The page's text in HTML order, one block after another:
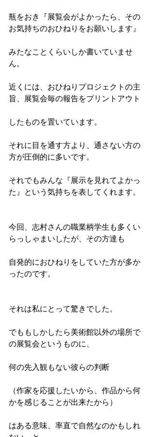
瓶をおき『展覧会がよかったら、その
お気持ちのおひねりをお願いします』
みたなことくらいしか書いていませ
ん。
近くには、おひねりプロジェクトの主
旨、展覧会毎の報告をプリントアウト
したものを置いています。
それに目を通す方より、通さない方の
方が圧倒的に多いです。
それでもみんな『展示を見れてよかっ
た』という気持ちを表してくれます。
今回、志村さんの職業柄学生も多くい
らっしゃまいしたが、その方達も
自発的におひねりをしていた方が多か
ったのです。
それは私にとって驚きでした。
でももしかしたら美術館以外の場所で
の展覧会というものに、
何の先入観もない彼らの判断
（作家を応援したいから、作品から何
かを感じることが出来たから）
はある意味、率直で自然なのかもしれ